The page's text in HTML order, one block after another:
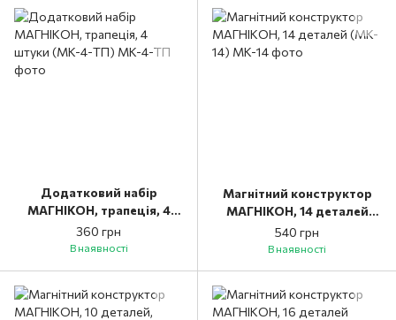
Додатковий набір
МАГНІКОН, трапеція, 4
штуки (MK-4-ТП)
360 грн
В наявності
Магнітний конструктор
МАГНІКОН, 14 деталей
(MK-14)
540 грн
В наявності